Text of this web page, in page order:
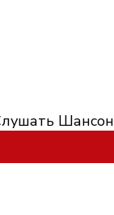
Шансон